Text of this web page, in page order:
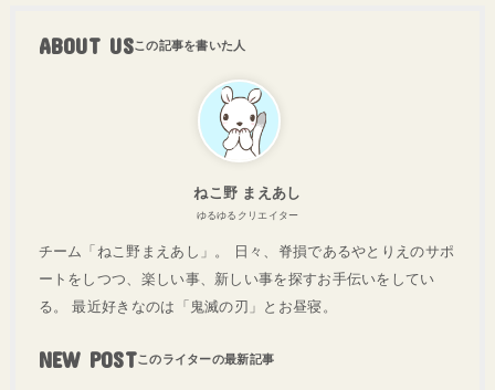
ABOUT US
ねこ野 まえあし
ゆるゆるクリエイター
チーム「ねこ野まえあし」。 日々、脊損であるやとりえのサポ
ートをしつつ、楽しい事、新しい事を探すお手伝いをしてい
る。 最近好きなのは「鬼滅の刃」とお昼寝。
NEW POST